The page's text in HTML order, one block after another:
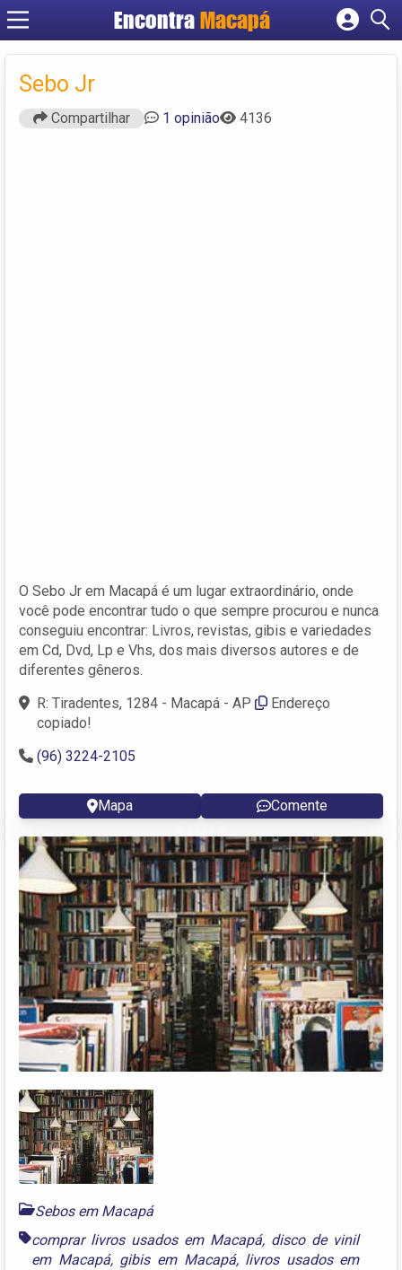
EncontraMacapá
Cadastrar empresa
Sebo Jr
Compartilhar 1 opinião 4136
O Sebo Jr em Macapá é um lugar extraordinário, onde
você pode encontrar tudo o que sempre procurou e nunca
conseguiu encontrar: Livros, revistas, gibis e variedades
em Cd, Dvd, Lp e Vhs, dos mais diversos autores e de
diferentes gêneros.
R: Tiradentes, 1284 - Macapá - AP
Endereço
copiado!
(96) 3224-2105
Mapa Comente
Sebos em Macapá
comprar livros usados em Macapá, disco de vinil
em Macapá, gibis em Macapá, livros usados em